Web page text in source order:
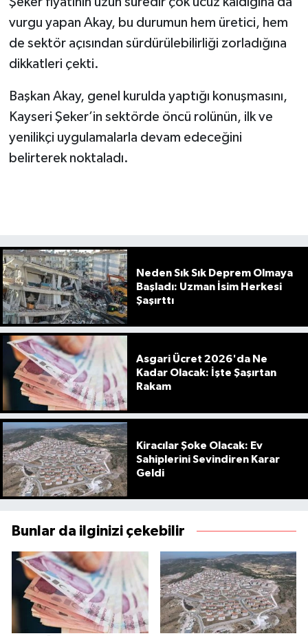
vurgu yapan Akay, bu durumun hem üretici, hem
de sektör açısından sürdürülebilirliği zorladığına
dikkatleri çekti.
Başkan Akay, genel kurulda yaptığı konuşmasını,
Kayseri Şeker’in sektörde öncü rolünün, ilk ve
yenilikçi uygulamalarla devam edeceğini
belirterek noktaladı.
Neden Sık Sık Deprem Olmaya
Başladı: Uzman İsim Herkesi
Şaşırttı
Asgari Ücret 2026'da Ne
Kadar Olacak: İşte Şaşırtan
Rakam
Kiracılar Şoke Olacak: Ev
Sahiplerini Sevindiren Karar
Geldi
Bunlar da ilginizi çekebilir